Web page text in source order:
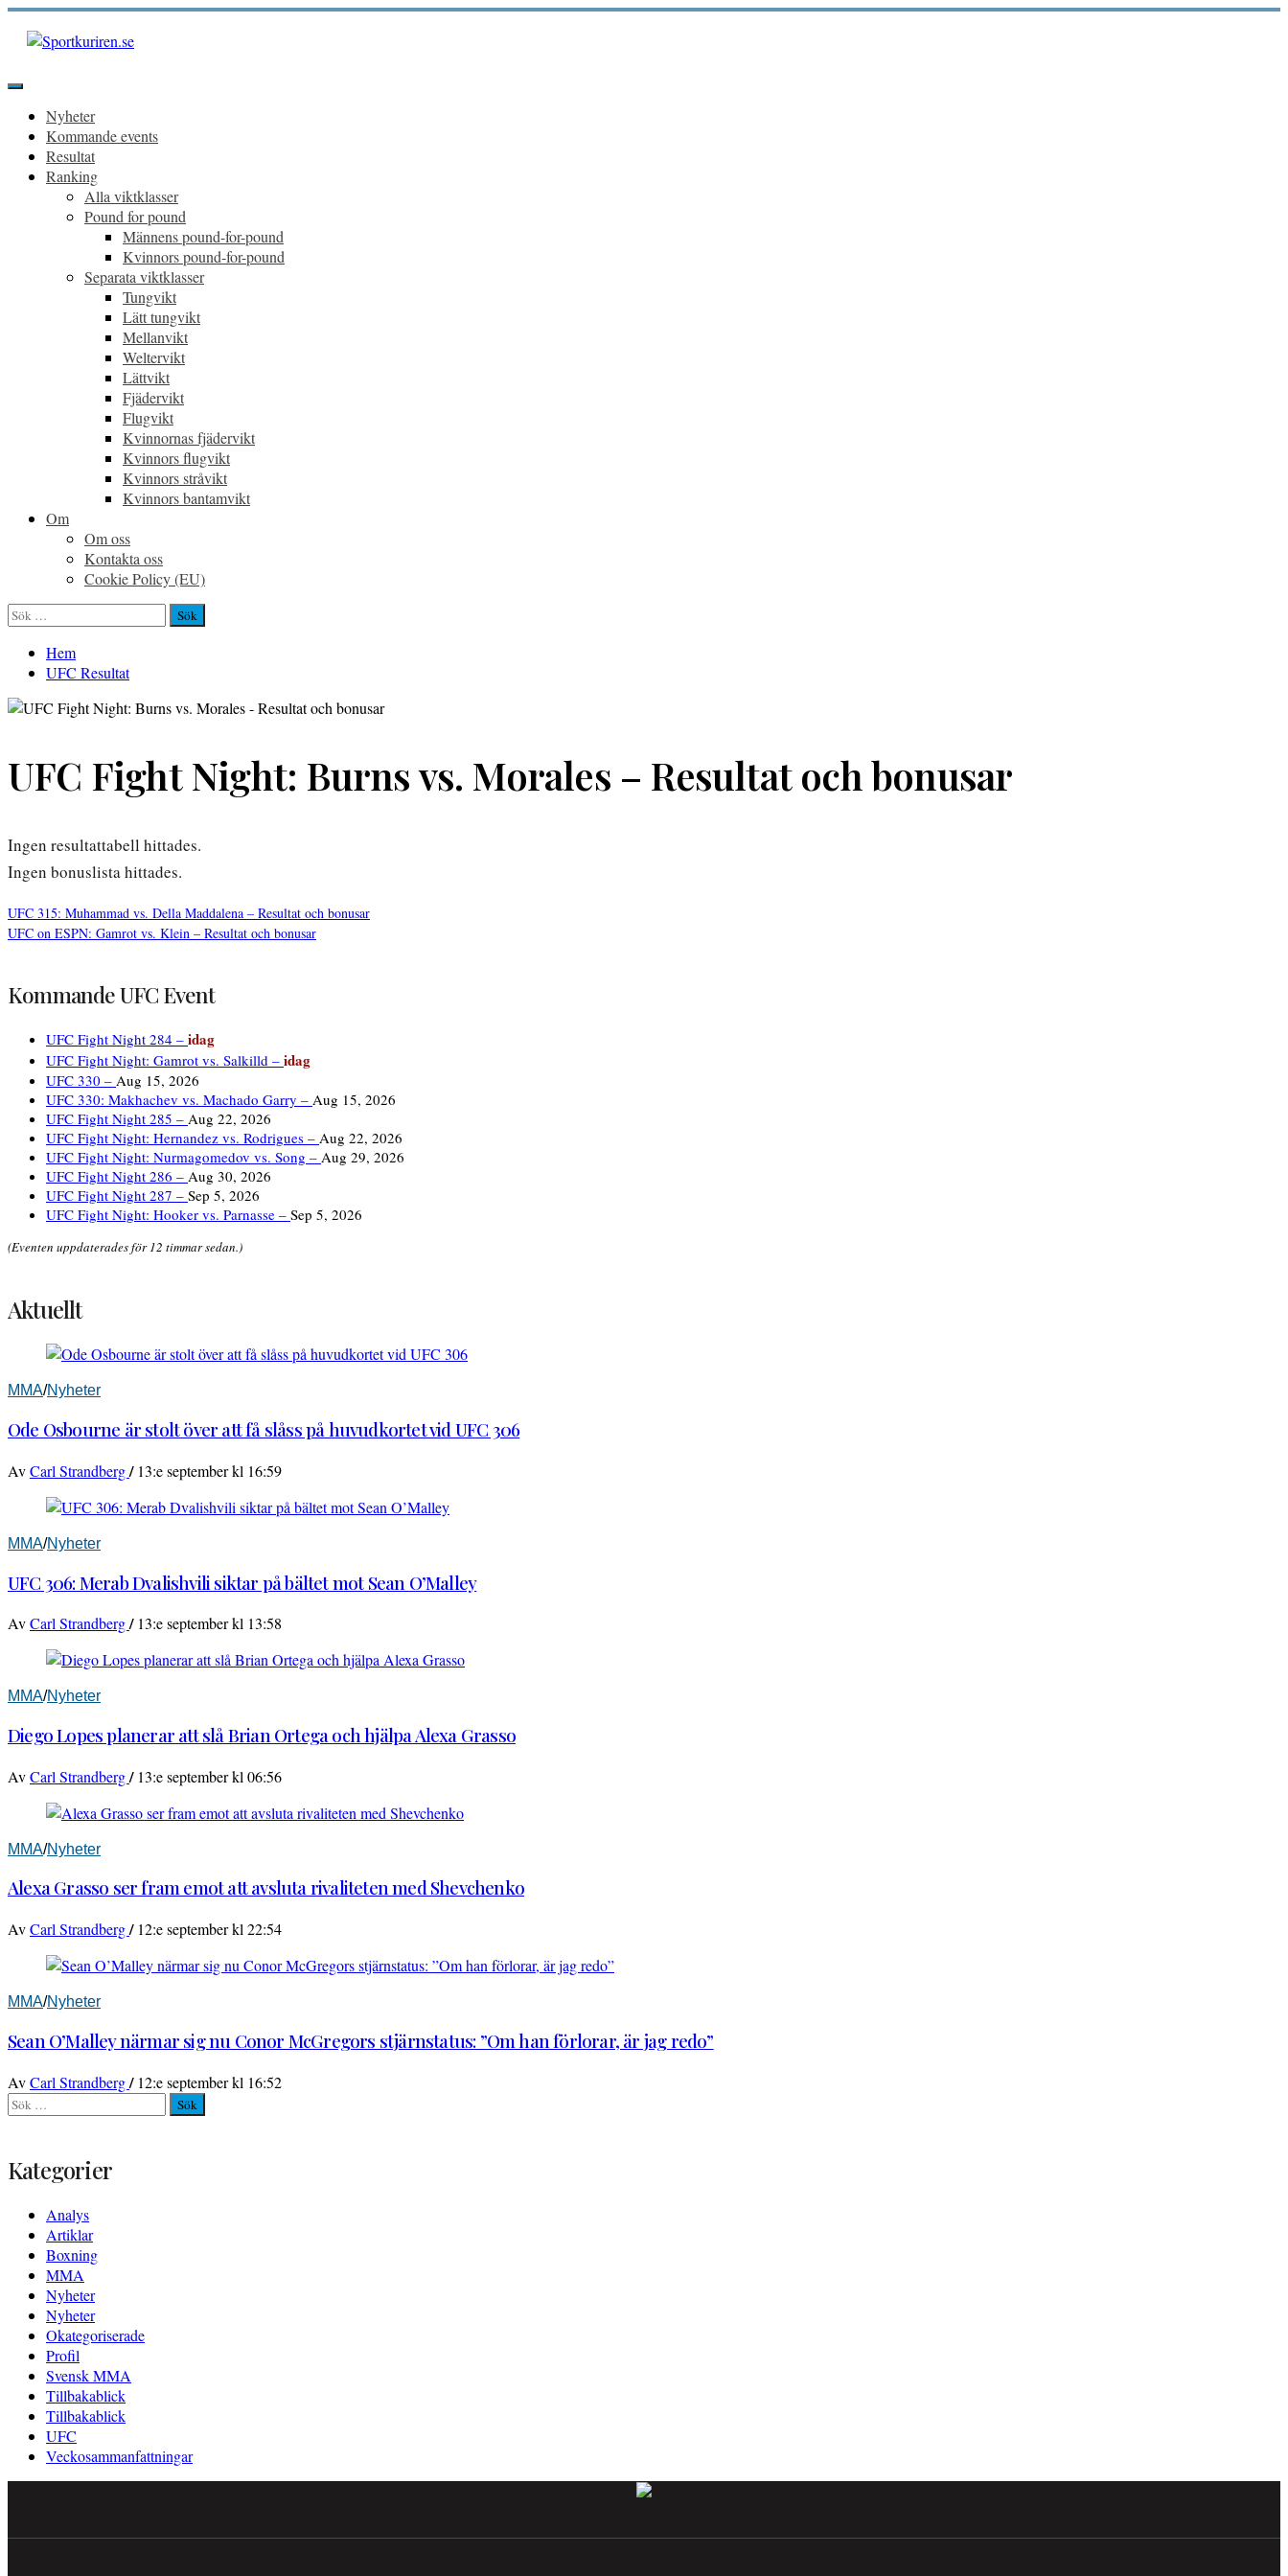
Hoppa
innehåll
Primär
Nyheter
Kommande events
Resultat
Ranking
Alla viktklasser
Pound for pound
Männens pound-for-pound
Kvinnors pound-for-pound
Separata viktklasser
Tungvikt
Lätt tungvikt
Mellanvikt
Weltervikt
Lättvikt
Fjädervikt
Flugvikt
Kvinnornas fjädervikt
Kvinnors flugvikt
Kvinnors stråvikt
Kvinnors bantamvikt
Om
Om oss
Kontakta oss
Cookie Policy (EU)
Sök
efter:
Hem
UFC Resultat
UFC Fight Night: Burns vs. Morales – Resultat och bonusar
Ingen resultattabell hittades.
Ingen bonuslista hittades.
UFC 315: Muhammad vs. Della Maddalena – Resultat och bonusar
UFC on ESPN: Gamrot vs. Klein – Resultat och bonusar
Kommande UFC Event
UFC Fight Night 284 – idag
UFC Fight Night: Gamrot vs. Salkilld – idag
UFC 330 – Aug 15, 2026
UFC 330: Makhachev vs. Machado Garry – Aug 15, 2026
UFC Fight Night 285 – Aug 22, 2026
UFC Fight Night: Hernandez vs. Rodrigues – Aug 22, 2026
UFC Fight Night: Nurmagomedov vs. Song – Aug 29, 2026
UFC Fight Night 286 – Aug 30, 2026
UFC Fight Night 287 – Sep 5, 2026
UFC Fight Night: Hooker vs. Parnasse – Sep 5, 2026
(Eventen uppdaterades för 12 timmar sedan.)
Aktuellt
MMA/Nyheter
Ode Osbourne är stolt över att få slåss på huvudkortet vid UFC 306
AvCarl Strandberg/ 13:e september kl 16:59
MMA/Nyheter
UFC 306: Merab Dvalishvili siktar på bältet mot Sean O’Malley
AvCarl Strandberg/ 13:e september kl 13:58
MMA/Nyheter
Diego Lopes planerar att slå Brian Ortega och hjälpa Alexa Grasso
AvCarl Strandberg/ 13:e september kl 06:56
MMA/Nyheter
Alexa Grasso ser fram emot att avsluta rivaliteten med Shevchenko
AvCarl Strandberg/ 12:e september kl 22:54
MMA/Nyheter
Sean O’Malley närmar sig nu Conor McGregors stjärnstatus: ”Om han förlorar, är jag redo”
AvCarl Strandberg/ 12:e september kl 16:52
Sök
efter:
Kategorier
Analys
Artiklar
Boxning
MMA
Nyheter
Nyheter
Okategoriserade
Profil
Svensk MMA
Tillbakablick
Tillbakablick
UFC
Veckosammanfattningar